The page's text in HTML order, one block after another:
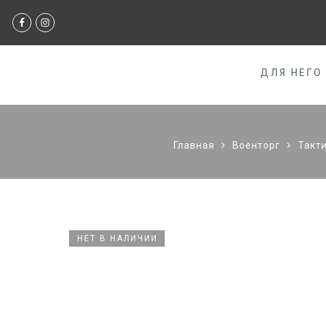
ДЛЯ НЕГО
Главная Военторг
НЕТ В НАЛИЧИИ